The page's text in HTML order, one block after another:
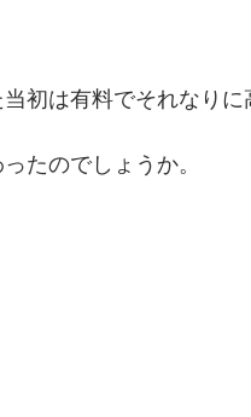
初は有料でそれなり
たのでしょうか。